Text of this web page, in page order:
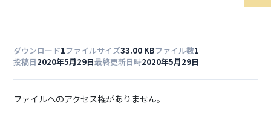
ダウンロード1ファイルサイズ33.00 KBファイル数1
投稿日2020年5月29日最終更新日時2020年5月29日
ファイルへのアクセス権がありません。